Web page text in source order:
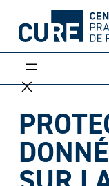
contenu